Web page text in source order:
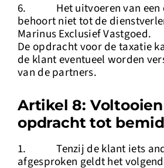
6. Het uitvoeren van een
behoort niet tot de
Marinus Exclusief Vastgoed.
De opdracht voor de taxatie
de klant eventueel worden
van de partners.
Artikel 8:
opdracht tot
1. Tenzij de klant iets
afgesproken geldt het